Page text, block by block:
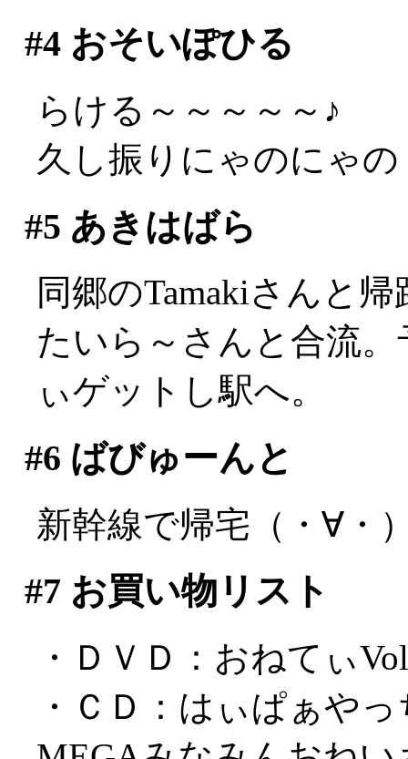
#4おそいぽひる
らける～～～～～♪
久し振りにゃのにゃの
#5 あきはばら
同郷のTamakiさんと
たいら～さんと合流
ぃゲットし駅へ。
#6 ばびゅーんと
新幹線で帰宅（・∀・
#7 お買い物リスト
・ＤＶＤ：おねてぃ
・ＣＤ：はぃぱぁや